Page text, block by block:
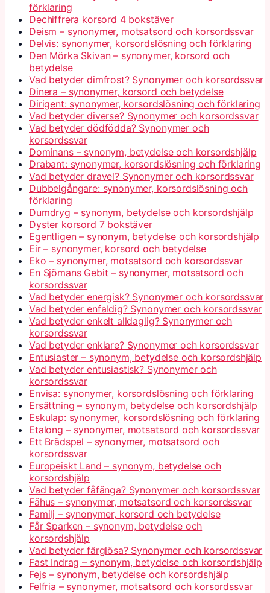
förklaring
Dechiffrera korsord 4 bokstäver
Deism – synonymer, motsatsord och korsordssvar
Delvis: synonymer, korsordslösning och förklaring
Den Mörka Skivan – synonymer, korsord och
betydelse
Vad betyder dimfrost? Synonymer och korsordssvar
Dinera – synonymer, korsord och betydelse
Dirigent: synonymer, korsordslösning och förklaring
Vad betyder diverse? Synonymer och korsordssvar
Vad betyder dödfödda? Synonymer och
korsordssvar
Dominans – synonym, betydelse och korsordshjälp
Drabant: synonymer, korsordslösning och förklaring
Vad betyder dravel? Synonymer och korsordssvar
Dubbelgångare: synonymer, korsordslösning och
förklaring
Dumdryg – synonym, betydelse och korsordshjälp
Dyster korsord 7 bokstäver
Egentligen – synonym, betydelse och korsordshjälp
Eir – synonymer, korsord och betydelse
Eko – synonymer, motsatsord och korsordssvar
En Sjömans Gebit – synonymer, motsatsord och
korsordssvar
Vad betyder energisk? Synonymer och korsordssvar
Vad betyder enfaldig? Synonymer och korsordssvar
Vad betyder enkelt alldaglig? Synonymer och
korsordssvar
Vad betyder enklare? Synonymer och korsordssvar
Entusiaster – synonym, betydelse och korsordshjälp
Vad betyder entusiastisk? Synonymer och
korsordssvar
Envisa: synonymer, korsordslösning och förklaring
Ersättning – synonym, betydelse och korsordshjälp
Eskulap: synonymer, korsordslösning och förklaring
Etalong – synonymer, motsatsord och korsordssvar
Ett Brädspel – synonymer, motsatsord och
korsordssvar
Europeiskt Land – synonym, betydelse och
korsordshjälp
Vad betyder fåfänga? Synonymer och korsordssvar
Fähus – synonymer, motsatsord och korsordssvar
Familj – synonymer, korsord och betydelse
Får Sparken – synonym, betydelse och
korsordshjälp
Vad betyder färglösa? Synonymer och korsordssvar
Fast Indrag – synonym, betydelse och korsordshjälp
Fejs – synonym, betydelse och korsordshjälp
Felfria – synonymer, motsatsord och korsordssvar